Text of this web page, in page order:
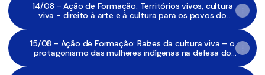
14/08 - Ação de Formação: Territórios vivos, cultura
viva - direito à arte e à cultura para os povos do
15/08 - Ação de Formação: Raízes da cultura viva – o
protagonismo das mulheres indígenas na defesa do